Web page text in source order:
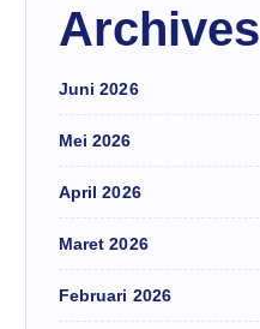
Archives
Juni 2026
Mei 2026
April 2026
Maret 2026
Februari 2026